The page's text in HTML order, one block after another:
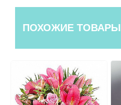
ПОХОЖИЕ ТОВАРЫ